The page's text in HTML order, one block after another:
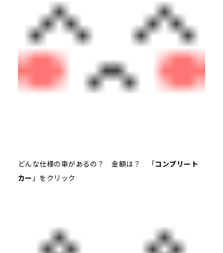
どんな仕様の車があるの？ 金額は？ 「コンプリート
カー 」をクリック